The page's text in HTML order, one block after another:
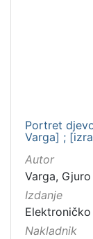
Portret
Varga] ;
Autor
Varga, Gjuro
Izdanje
Nakladnik